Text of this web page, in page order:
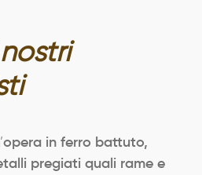
opera in ferro battuto,
pregiati quali rame e